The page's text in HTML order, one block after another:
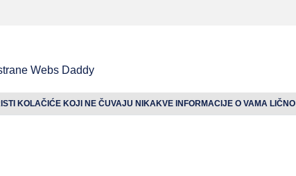
Webs Daddy
KOLAČIĆE KOJI NE ČUVAJU NIKAKVE INFORMACIJE O VAMA LIČNO